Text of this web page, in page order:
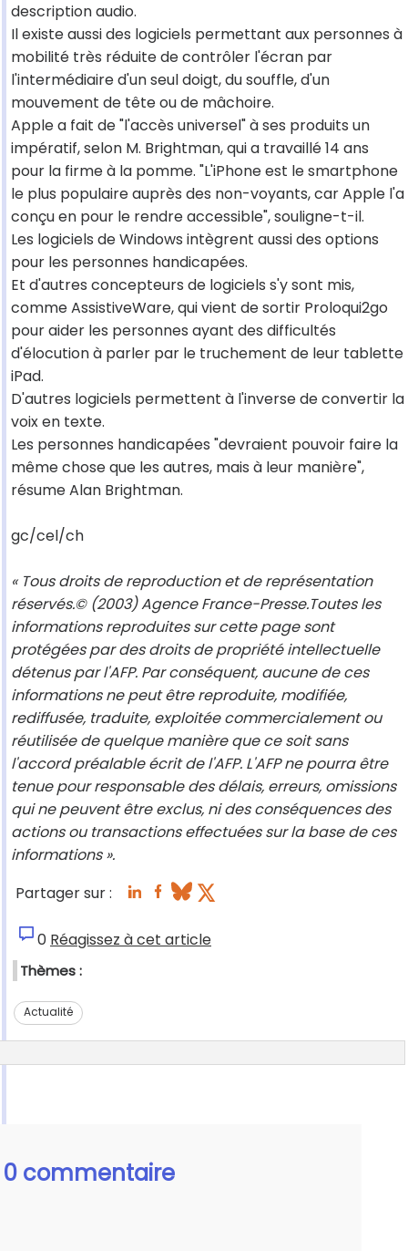
description audio.
Il existe aussi des logiciels permettant aux personnes à
mobilité très réduite de contrôler l'écran par
l'intermédiaire d'un seul doigt, du souffle, d'un
mouvement de tête ou de mâchoire.
Apple a fait de "l'accès universel" à ses produits un
impératif, selon M. Brightman, qui a travaillé 14 ans
pour la firme à la pomme. "L'iPhone est le smartphone
le plus populaire auprès des non-voyants, car Apple l'a
conçu en pour le rendre accessible", souligne-t-il.
Les logiciels de Windows intègrent aussi des options
pour les personnes handicapées.
Et d'autres concepteurs de logiciels s'y sont mis,
comme AssistiveWare, qui vient de sortir Proloqui2go
pour aider les personnes ayant des difficultés
d'élocution à parler par le truchement de leur tablette
iPad.
D'autres logiciels permettent à l'inverse de convertir la
voix en texte.
Les personnes handicapées "devraient pouvoir faire la
même chose que les autres, mais à leur manière",
résume Alan Brightman.
gc/cel/ch
« Tous droits de reproduction et de représentation
réservés.© (2003) Agence France-Presse.Toutes les
informations reproduites sur cette page sont
protégées par des droits de propriété intellectuelle
détenus par l'AFP. Par conséquent, aucune de ces
informations ne peut être reproduite, modifiée,
rediffusée, traduite, exploitée commercialement ou
réutilisée de quelque manière que ce soit sans
l'accord préalable écrit de l'AFP. L'AFP ne pourra être
tenue pour responsable des délais, erreurs, omissions
qui ne peuvent être exclus, ni des conséquences des
actions ou transactions effectuées sur la base de ces
informations ».
Partager sur :
0 Réagissez à cet article
Thèmes :
Actualité
0 commentaire